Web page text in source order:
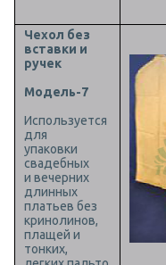
Чехол без
вставки и
ручек
Модель-7
Используется
для
упаковки
свадебных
и вечерних
длинных
платьев без
кринолинов,
плащей и
тонких,